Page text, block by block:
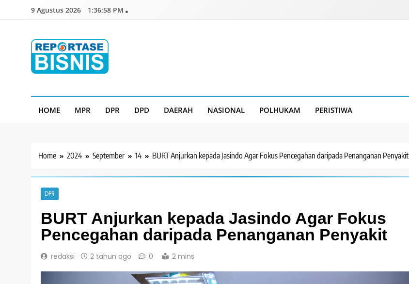
9 Agustus 2026 1:37:00 PM
HOME MPR DPR DPD DAERAH NASIONAL POLHUKAM PERISTIWA
Home 2024 September 14 BURT Anjurkan kepada Jasindo Agar Fokus Pencegahan daripada Penanganan Penyakit
DPR
BURT Anjurkan kepada Jasindo Agar Fokus
Pencegahan daripada Penanganan Penyakit
redaksi 2 tahun ago 0 2 mins